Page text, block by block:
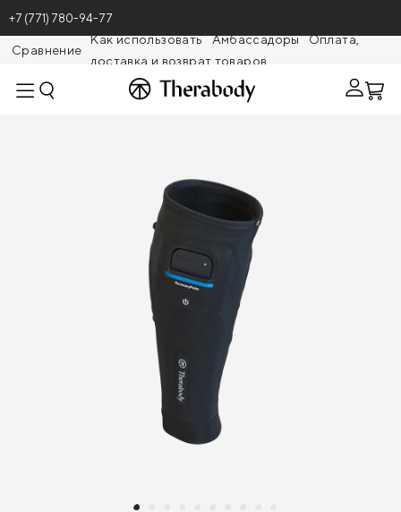
+7 (771) 780-94-77
Сравнение
Как использовать Амбассадоры
Оплата,
доставка и возврат товаров